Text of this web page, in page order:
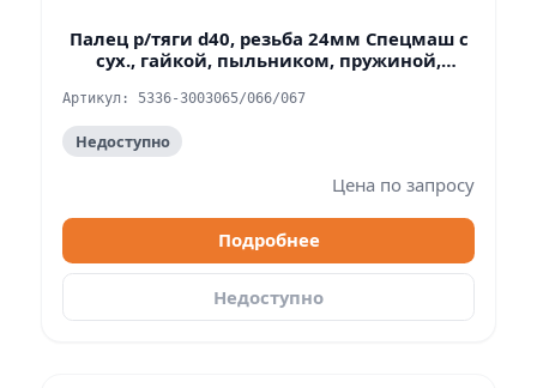
Палец р/тяги d40, резьба 24мм Спецмаш с
сух., гайкой, пыльником, пружиной,
Артикул: 5336-3003065/066/067
Недоступно
Цена по запросу
Подробнее
Недоступно